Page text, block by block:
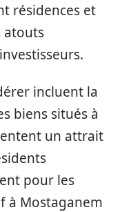
résidences et
atouts
incluent la
biens situés à
un attrait
pour les
à Mostaganem